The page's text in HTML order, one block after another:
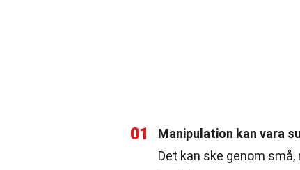
01 Manipulation kan vara
Det kan ske genom